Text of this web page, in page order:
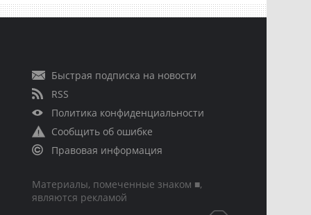
Быстрая подписка на новости
RSS
Политика конфиденциальности
Сообщить об ошибке
Правовая информация
Материалы, помеченные знаком ■,
являются рекламой